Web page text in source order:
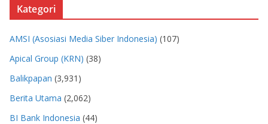
Kategori
AMSI (Asosiasi Media Siber Indonesia) (107)
Apical Group (KRN) (38)
Balikpapan (3,931)
Berita Utama (2,062)
BI Bank Indonesia (44)